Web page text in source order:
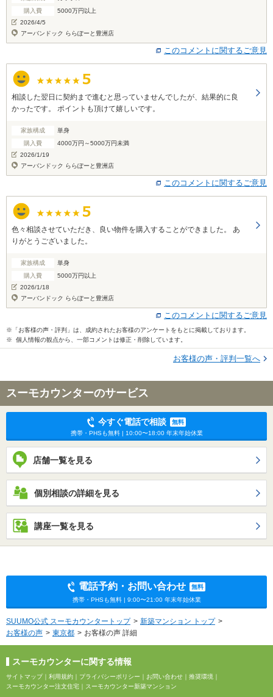
購入費
5000万円以上
2026/4/5
アーバンドック ららぽーと豊洲店
このコメントに関するご意見
相談した翌日に契約まで進むと思っていませんでしたが、結果的に良
かったです。 ポイントも頂けて嬉しいです。
家族構成
単身
購入費
4000万円～5000万円未満
2026/1/19
アーバンドック ららぽーと豊洲店
このコメントに関するご意見
色々相談させていただき、良い物件を購入することができました。 あ
りがとうございました。
家族構成
単身
購入費
5000万円以上
2026/1/18
アーバンドック ららぽーと豊洲店
このコメントに関するご意見
※「お客様の声・評判」は、成約されたお客様のアンケートをもとに掲載しております。
※ 個人情報の観点から、一部コメントは修正・削除しています。
お客様の声・評判一覧へ
スーモカウンターのサービス
今すぐ電話で相談
無料
携帯・PHSも無料 | 10:00〜18:00 年末年始休業
店舗一覧を見る
個別相談の詳細を見る
講座一覧を見る
電話予約・お問い合わせ
無料
携帯・PHSも無料 | 9:00〜21:00 年末年始休業
SUUMO公式 スーモカウンタートップ
新築マンション トップ
お客様の声
東京都 お客様の声 詳細
スーモカウンターに関する情報
サイトマップ｜ 利用規約 ｜ プライバシーポリシー ｜ お問い合わせ ｜ 推奨環境 ｜
スーモカウンター注文住宅 ｜ スーモカウンター新築マンション